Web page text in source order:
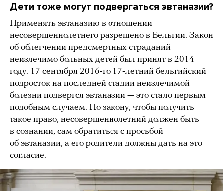
Дети тоже могут подвергаться эвтаназии?
Применять эвтаназию в отношении
несовершеннолетнего разрешено в Бельгии. Закон
об облегчении предсмертных страданий
неизлечимо больных детей был принят в 2014
году. 17 сентября 2016-го 17-летний бельгийский
подросток на последней стадии неизлечимой
болезни подвергся эвтаназии — это стало первым
подобным случаем. По закону, чтобы получить
такое право, несовершеннолетний должен быть
в сознании, сам обратиться с просьбой
об эвтаназии, а его родители должны дать на это
согласие.